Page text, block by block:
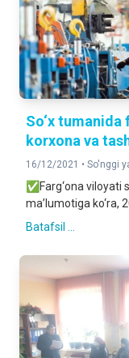
So‘x
korxona va
16/12/2021 • So'nggi
✅Farg‘ona
ma’lumotiga ko‘ra,
Batafsil ...